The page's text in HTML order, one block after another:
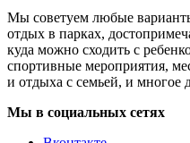
Мы советуем любые
отдых в парках,
куда можно сходить с
спортивные мероприятия,
и отдыха с семьей, и многое
Мы в социальных сетях